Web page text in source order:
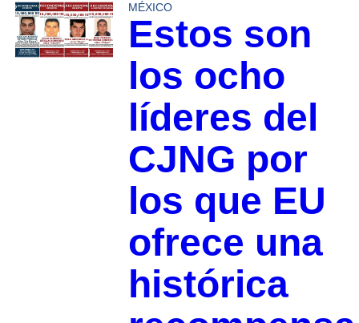
MÉXICO
Estos son
los ocho
líderes del
CJNG por
los que EU
ofrece una
histórica